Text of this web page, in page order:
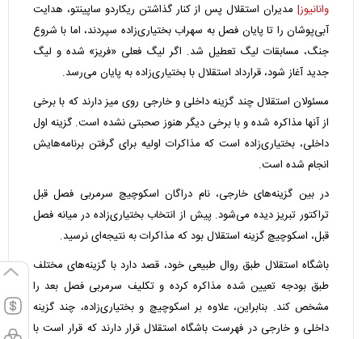
وانانیوز| مدیران استقلال پس از کنار گذاشتن ریکاردو ساپینتو، هدایت
آبی‌پوشان را تا پایان فصل به سهراب بختیاری‌زاده سپردند، اما با شروع
جنگ، مسابقات لیگ تعطیل شد. اگر لیگ فعلی «فریز» شده و لیگ
جدید آغاز شود، قرارداد استقلال با بختیاری‌زاده به پایان می‌رسد.
مسئولان استقلال چند گزینه داخلی و خارجی روی میز دارند که با برخی
از آنها مذاکره شده و با برخی دیگر هنوز صحبتی نشده است. گزینه اول
داخلی، بختیاری‌زاده است که مذاکرات اولیه برای گرفتن برنامه‌هایش
انجام شده است.
در بین گزینه‌های خارجی، نام دراگان اسکوچیچ سرمربی فصل قبل
تراکتور تبریز دیده می‌شود. پیش از انتخاب بختیاری‌زاده در میانه فصل
قبل، اسکوچیچ گزینه استقلال بود که مذاکرات به نتیجه‌ای نرسید.
باشگاه استقلال طبق روال طبیعی خود، قصد دارد با گزینه‌های مختلف
طبق بودجه تعیین شده مذاکره کرده و تکلیف سرمربی فصل بعد را
مشخص کند. بنابراین، علاوه بر اسکوچیچ و بختیاری‌زاده، چند گزینه
داخلی و خارجی در فهرست باشگاه استقلال قرار دارند که قرار است با